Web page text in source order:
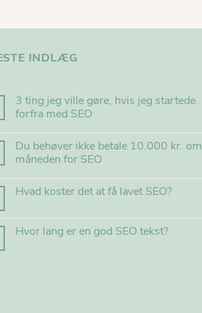
INDLÆG
3 ting jeg ville gøre, hvis jeg startede
forfra med SEO
Du behøver ikke betale 10.000 kr. om
måneden for SEO
Hvad koster det at få lavet SEO?
Hvor lang er en god SEO tekst?